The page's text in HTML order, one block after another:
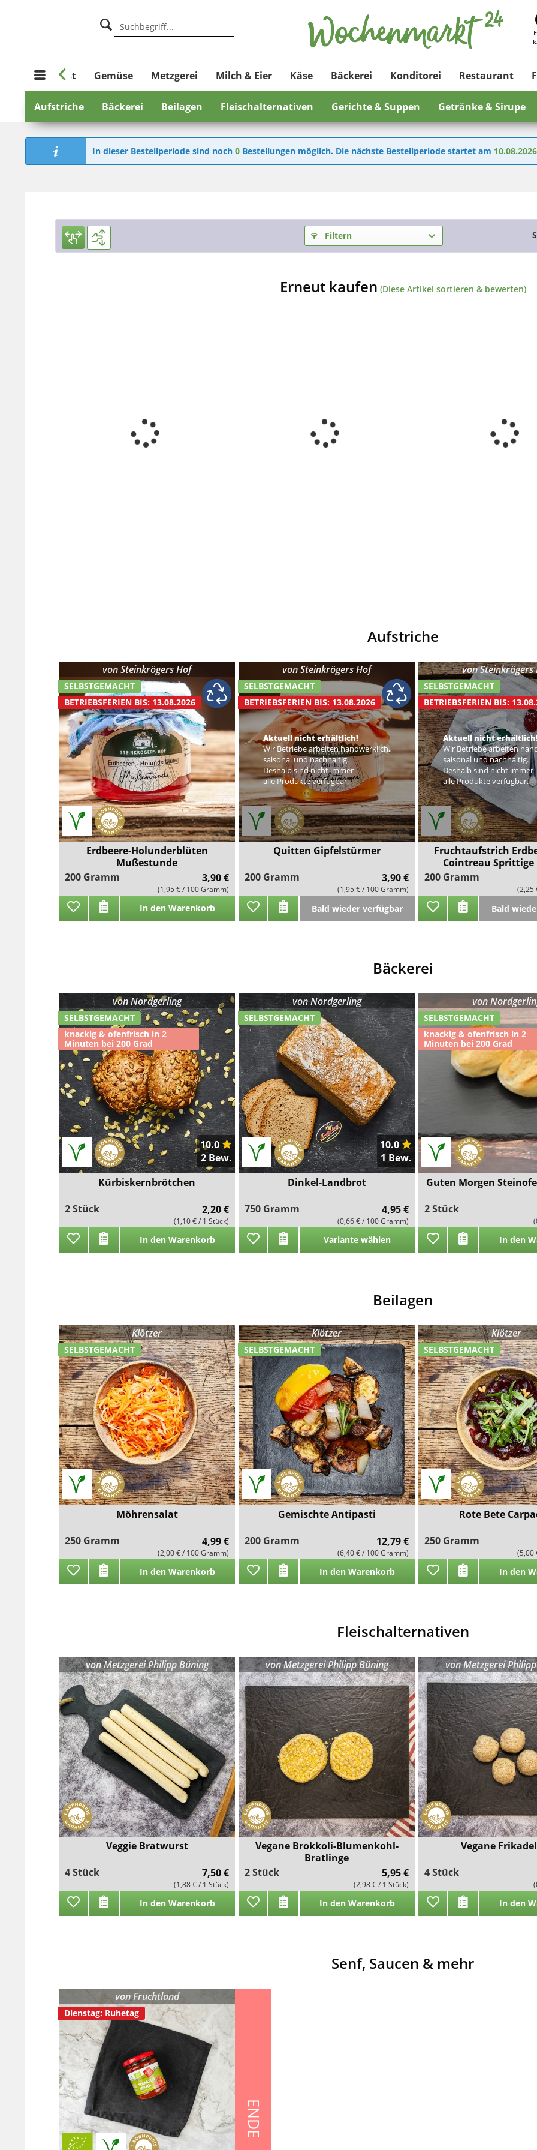
% Obst Gemüse Metzgerei Milch & Eier Käse Bäckerei Konditorei Restaurant
Aufstriche Bäckerei Beilagen Fleischalternativen Gerichte & Suppen Getränke & Sirupe

In dieser Bestellperiode sind noch 0 Bestellungen möglich. Die nächste Bestellperiode startet am 10.08.2026
Filtern
Erneut kaufen (Diese Artikel sortieren & bewerten)
Aufstriche
SELBSTGEMACHT
BETRIEBSFERIEN BIS: 13.08.2026
vonSteinkrögers Hof
Erdbeere-Holunderblüten
Mußestunde
200 Gramm
3,90 €
(1,95 € / 100 Gramm)
In den Warenkorb
SELBSTGEMACHT
BETRIEBSFERIEN BIS: 13.08.2026
vonSteinkrögers Hof
Aktuell nicht erhältlich!
Wir Betriebe arbeiten handwerklich,
saisonal und nachhaltig.
Deshalb sind nicht immer
alle Produkte verfügbar.
Quitten Gipfelstürmer
200 Gramm
3,90 €
(1,95 € / 100 Gramm)
Bald wieder verfügbar
SELBSTGEMACHT
BETRIEBSFERIEN BIS:
vonSteinkrögers
Aktuell nicht
Wir Betriebe arbeiten
saisonal und nachhaltig.
Deshalb sind nicht immer
alle Produkte verfügbar.
Fruchtaufstrich
Cointreau Sprittige
200 Gramm
(2,25
Bald
Bäckerei
SELBSTGEMACHT
knackig & ofenfrisch in 2
Minuten bei 200 Grad
vonNordgerling
10.0
2 Bew.
Kürbiskernbrötchen
2 Stück
2,20 €
(1,10 € / 1 Stück)
In den Warenkorb
SELBSTGEMACHT
vonNordgerling
10.0
1 Bew.
Dinkel-Landbrot
750 Gramm
4,95 €
(0,66 € / 100 Gramm)
Variante wählen
SELBSTGEMACHT
knackig & ofenfrisch in 2
Minuten bei 200 Grad
von
Guten Morgen
2 Stück
In den
Beilagen
SELBSTGEMACHT
Klötzer
Möhrensalat
250 Gramm
4,99 €
(2,00 € / 100 Gramm)
In den Warenkorb
SELBSTGEMACHT
Klötzer
Gemischte Antipasti
200 Gramm
12,79 €
(6,40 € / 100 Gramm)
In den Warenkorb
SELBSTGEMACHT
Klötzer
Rote Bete
250 Gramm
(5,00
In den
Fleischalternativen
vonMetzgerei Philipp Büning
Veggie Bratwurst
4 Stück
7,50 €
(1,88 € / 1 Stück)
In den Warenkorb
vonMetzgerei Philipp Büning
Vegane Brokkoli-Blumenkohl-
Bratlinge
2 Stück
5,95 €
(2,98 € / 1 Stück)
In den Warenkorb
vonMetzgerei
Vegane
4 Stück
In den
Senf, Saucen & mehr
Dienstag: Ruhetag
vonFruchtland
ENDE